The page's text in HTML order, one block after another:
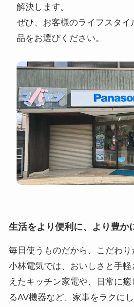
解決します。
ぜひ、お客様のライフスタイ
品をお選びください。
生活をより便利に、より豊か
毎日使うものだから、こだわり
小林電気では、おいしさと手
えたキッチン家電や、
日常に
るAV機器など、家事をラクに